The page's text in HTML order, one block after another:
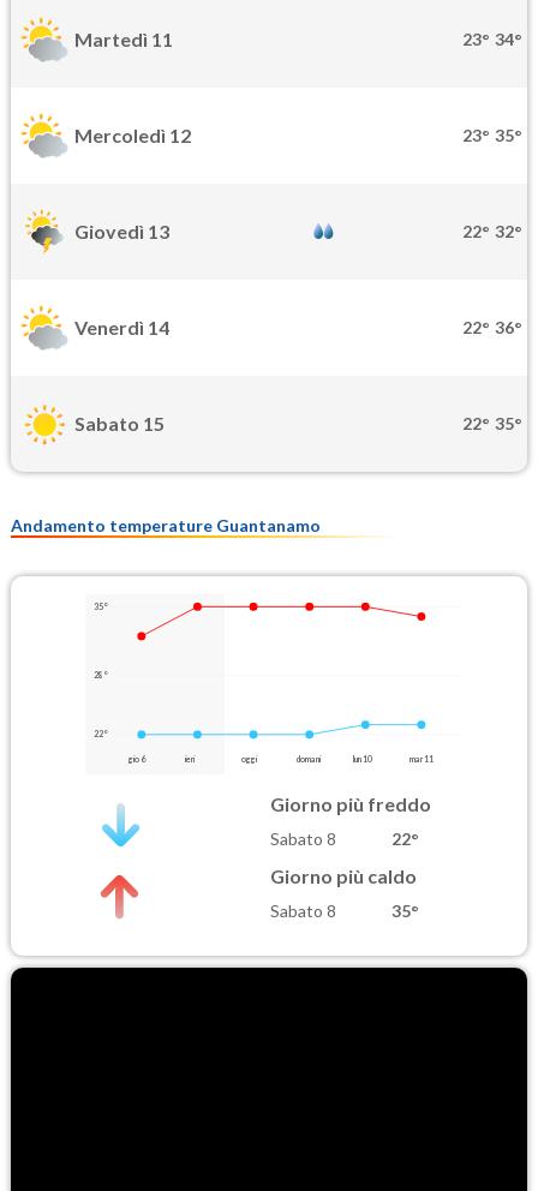
Martedì 11 23° 34°
Mercoledì 12 23° 35°
Giovedì 13 22° 32°
Venerdì 14 22° 36°
Sabato 15 22° 35°
Andamento temperature Guantanamo
35°
28°
22°
gio 6 ieri oggi domani lun 10 mar 11
Giorno più freddo
Sabato 8 22°
Giorno più caldo
Sabato 8 35°